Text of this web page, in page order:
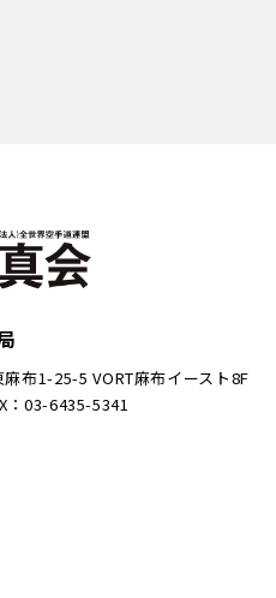
布1-25-5 VORT麻布イースト8F
：03-6435-5341